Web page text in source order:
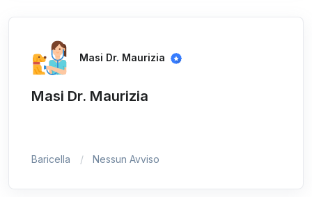
Masi Dr. Maurizia
Masi Dr. Maurizia
Baricella Nessun Avviso